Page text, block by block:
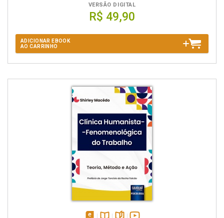
VERSÃO DIGITAL
R$ 49,90
ADICIONAR EBOOK
AO CARRINHO